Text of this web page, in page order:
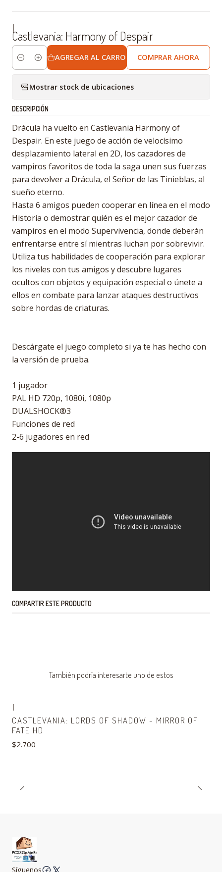
|
Castlevania: Harmony of Despair
Cantidad
AGREGAR AL CARRO COMPRAR AHORA
Mostrar stock de ubicaciones
DESCRIPCIÓN
Drácula ha vuelto en Castlevania Harmony of
Despair. En este juego de acción de velocísimo
desplazamiento lateral en 2D, los cazadores de
vampiros favoritos de toda la saga unen sus fuerzas
para devolver a Drácula, el Señor de las Tinieblas, al
sueño eterno.
Hasta 6 amigos pueden cooperar en línea en el modo
Historia o demostrar quién es el mejor cazador de
vampiros en el modo Supervivencia, donde deberán
enfrentarse entre sí mientras luchan por sobrevivir.
Utiliza tus habilidades de cooperación para explorar
los niveles con tus amigos y descubre lugares
ocultos con objetos y equipación especial o únete a
ellos en combate para lanzar ataques destructivos
sobre hordas de criaturas.
Descárgate el juego completo si ya te has hecho con
la versión de prueba.
1 jugador
PAL HD 720p, 1080i, 1080p
DUALSHOCK®3
Funciones de red
2-6 jugadores en red
COMPARTIR ESTE PRODUCTO
También podría interesarte uno de estos
|
CASTLEVANIA: LORDS OF SHADOW - MIRROR OF
FATE HD
$2.700
Síguenos